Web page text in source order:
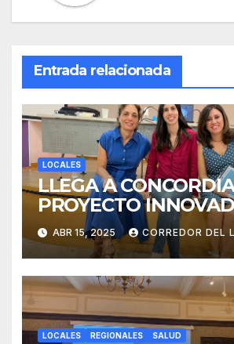
Entrada relacionada
LOCALES
LLEGA A
PROYECTO
SOBRE EL DUELO Y
CULTURA.
ABR 15, 2025 CORREDOR DEL
LOCALES REGIONALES SALUD